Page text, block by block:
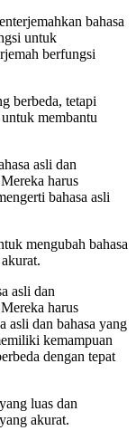
bahasa
untuk
berfungsi
berbeda, tetapi
membantu
asli dan
harus
bahasa asli
mengubah bahasa
asli dan
harus
asli dan bahasa yang
kemampuan
dengan tepat
luas dan
akurat.